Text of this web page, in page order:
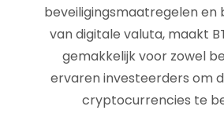
beveiligingsmaatregelen en
van digitale valuta, maakt
gemakkelijk voor zowel
ervaren investeerders om
cryptocurrencies te